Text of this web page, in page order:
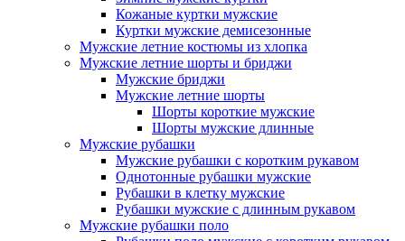
Кожаные куртки мужские
Куртки мужские демисезонные
Мужские летние костюмы из хлопка
Мужские летние шорты и бриджи
Мужские бриджи
Мужские летние шорты
Шорты короткие мужские
Шорты мужские длинные
Мужские рубашки
Мужские рубашки с коротким рукавом
Однотонные рубашки мужские
Рубашки в клетку мужские
Рубашки мужские с длинным рукавом
Мужские рубашки поло